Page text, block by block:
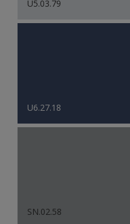
U5.03.79
U6.27.18
SN.02.58